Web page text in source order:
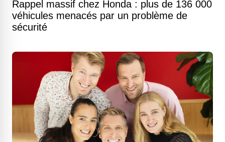
Rappel massif chez Honda : plus de 136 000
véhicules menacés par un problème de
sécurité